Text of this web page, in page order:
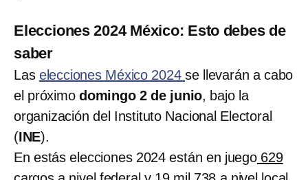
Elecciones 2024 México: Esto debes de
saber
Las elecciones México 2024se llevarán a cabo
el próximo domingo 2 de junio, bajo la
organización del Instituto Nacional Electoral
(INE).
En estás elecciones 2024 están en juego629